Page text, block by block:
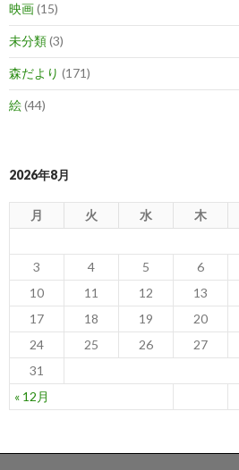
映画(15)
未分類(3)
森だより (171)
絵(44)
2026年8月
月 火 水 木
« 12月
3
4 5 6
10
11 12 13
17
18 19 20
24
25 26 27
31